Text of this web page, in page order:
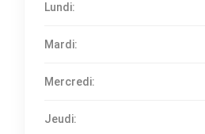
Lundi:
Mardi:
Mercredi:
Jeudi: